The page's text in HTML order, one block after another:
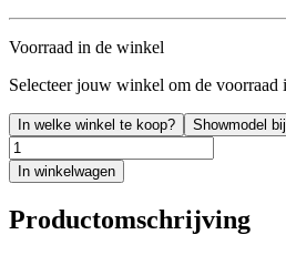
Voorraad in de winkel
Selecteer jouw winkel om de
In welke winkel te koop? Showmodel
In winkelwagen
Productomschrijving